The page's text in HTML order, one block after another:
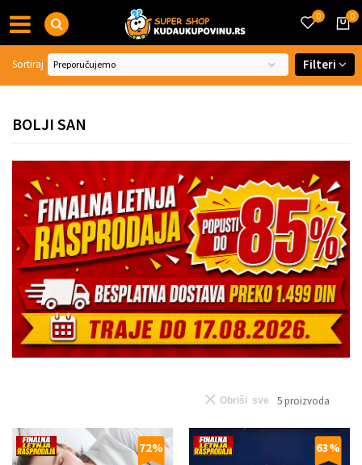
0
0
BOLJI SAN
Sortiraj Filteri
5 proizvoda
Obriši sve
72% 63%